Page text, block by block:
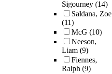
Sigourney (14)
Saldana, Zoe
(11)
McG (10)
Neeson,
Liam (9)
Fiennes,
Ralph (9)